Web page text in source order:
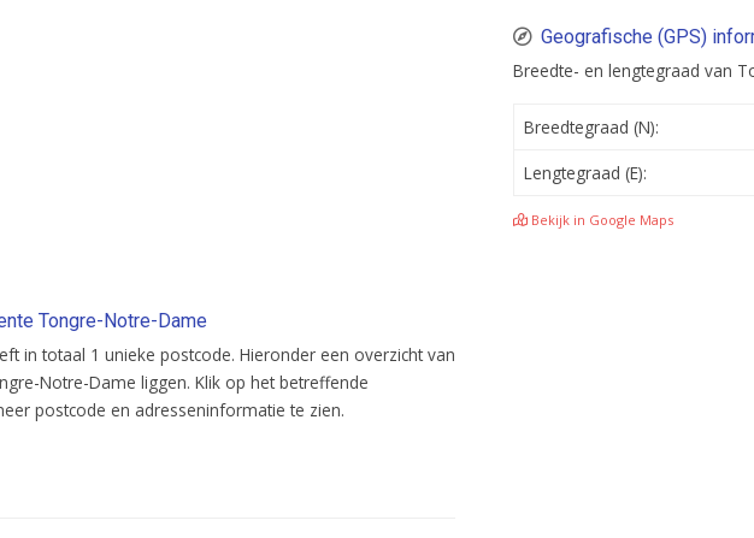
Tongre-Notre-Dame
in totaal 1 unieke postcode. Hieronder een overzicht van
Notre-Dame liggen. Klik op het betreffende
postcode en adresseninformatie te zien.
Geografische (GPS)
Breedte- en lengtegraad van
Breedtegraad (N):
Lengtegraad (E):
Bekijk in Google Maps